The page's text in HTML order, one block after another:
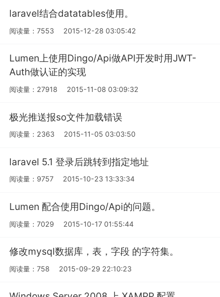
laravel结合datatables使用。
阅读量：7553 2015-12-28 03:05:42
Lumen上使用Dingo/Api做API开发时用JWT-
Auth做认证的实现
阅读量：27918 2015-11-08 03:09:32
极光推送报so文件加载错误
阅读量：2363 2015-11-05 03:03:50
laravel 5.1 登录后跳转到指定地址
阅读量：9757 2015-10-23 13:33:34
Lumen 配合使用Dingo/Api的问题。
阅读量：7029 2015-10-17 01:55:44
修改mysql数据库，表，字段 的字符集。
阅读量：758 2015-09-29 22:10:23